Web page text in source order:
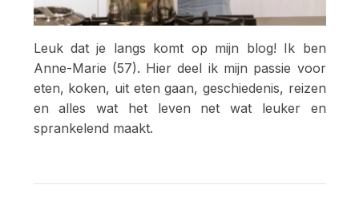
Leuk dat je langs komt op mijn blog! Ik ben
Anne-Marie (57). Hier deel ik mijn passie voor
eten, koken, uit eten gaan, geschiedenis, reizen
en alles wat het leven net wat leuker en
sprankelend maakt.